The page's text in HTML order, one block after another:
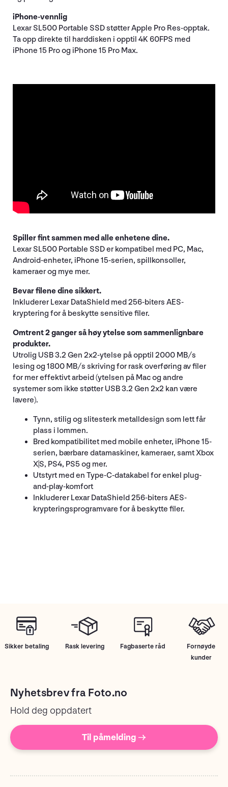
iPhone-vennlig
Lexar SL500 Portable SSD støtter Apple Pro Res-opptak.
Ta opp direkte til harddisken i opptil 4K 60FPS med
iPhone 15 Pro og iPhone 15 Pro Max.
Spiller fint sammen med alle enhetene dine.
Lexar SL500 Portable SSD er kompatibel med PC, Mac,
Android-enheter, iPhone 15-serien, spillkonsoller,
kameraer og mye mer.
Bevar filene dine sikkert.
Inkluderer Lexar DataShield med 256-biters AES-
kryptering for å beskytte sensitive filer.
Omtrent 2 ganger så høy ytelse som sammenlignbare
produkter.
Utrolig USB 3.2 Gen 2x2-ytelse på opptil 2000 MB/s
lesing og 1800 MB/s skriving for rask overføring av filer
for mer effektivt arbeid (ytelsen på Mac og andre
systemer som ikke støtter USB 3.2 Gen 2x2 kan være
lavere).
Tynn, stilig og slitesterk metalldesign som lett får
plass i lommen.
Bred kompatibilitet med mobile enheter, iPhone 15-
serien, bærbare datamaskiner, kameraer, samt Xbox
X|S, PS4, PS5 og mer.
Utstyrt med en Type-C-datakabel for enkel plug-
and-play-komfort
Inkluderer Lexar DataShield 256-biters AES-
krypteringsprogramvare for å beskytte filer.
Sikker betaling Rask levering Fagbaserte råd
Fornøyde
kunder
Nyhetsbrev fra Foto.no
Hold deg oppdatert
Til påmelding →